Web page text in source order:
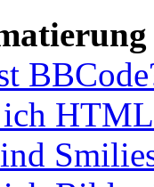
HTML